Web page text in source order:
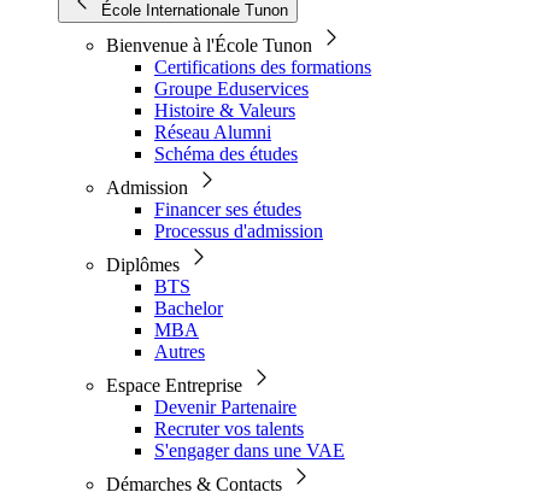
École Internationale Tunon
Bienvenue à l'École Tunon
Certifications des formations
Groupe Eduservices
Histoire & Valeurs
Réseau Alumni
Schéma des études
Admission
Financer ses études
Processus d'admission
Diplômes
BTS
Bachelor
MBA
Autres
Espace Entreprise
Devenir Partenaire
Recruter vos talents
S'engager dans une VAE
Démarches & Contacts